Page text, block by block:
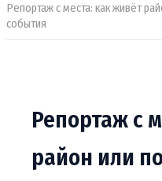
Репортаж с места: как живёт
события
Репортаж с
район или